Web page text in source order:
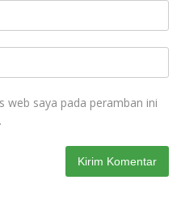
web saya pada peramban ini